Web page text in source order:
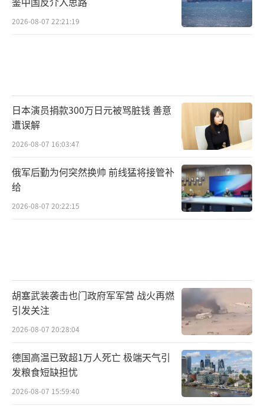
2026-08-07 22:21:19
日本演员捐款300万日元被骂脏钱 善意
遭误解
2026-08-07 16:03:47
俄军后勤为何突然换帅 前线猛将接管补
给
2026-08-07 20:22:15
胡塞武装袭击也门政府军军营 战火再燃
引发关注
2026-08-07 20:28:04
德国高温已致超1万人死亡 极端天气引
发粮食短缺担忧
2026-08-07 15:59:40